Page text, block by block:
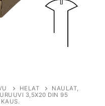
HELAT
NAULAT,
3,5X20 DIN 95